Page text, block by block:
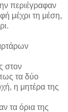
περιέγραφαν
μέχρι τη μέση,
στον
τα δύο
η μητέρα της
τα όρια της